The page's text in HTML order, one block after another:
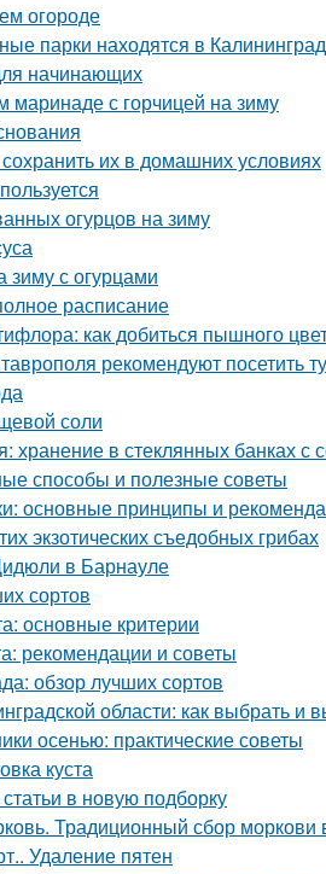
огороде
парки находятся в
начинающих
маринаде с горчицей на зиму
их в домашних условиях
огурцов на зиму
зиму с огурцами
расписание
как добиться пышного
рекомендуют посетить
соли
хранение в стеклянных банках с
способы и полезные советы
основные принципы и
экзотических съедобных грибах
в Барнауле
сортов
основные критерии
рекомендации и советы
обзор лучших сортов
области: как выбрать и
осенью: практические советы
куста
в новую подборку
Традиционный сбор моркови
Удаление пятен